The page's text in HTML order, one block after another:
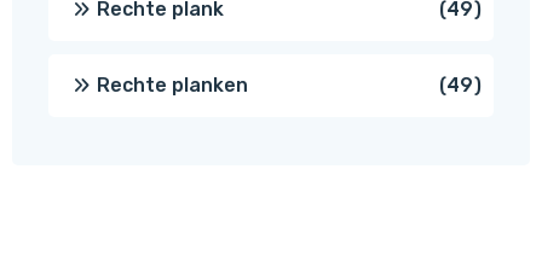
Rechte plank 4949
Rechte planken 4949